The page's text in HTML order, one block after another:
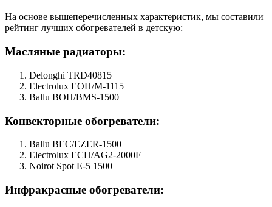
На основе вышеперечисленных характеристик, мы составили
рейтинг лучших обогревателей в детскую:
Масляные радиаторы:
Delonghi TRD40815
Electrolux EOH/M-1115
Ballu BOH/BMS-1500
Конвекторные обогреватели:
Ballu BEC/EZER-1500
Electrolux ECH/AG2-2000F
Noirot Spot E-5 1500
Инфракрасные обогреватели: